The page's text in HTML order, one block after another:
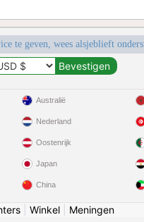
te geven, wees alsjeblieft
Australië
Nederland
Oostenrijk
Japan
China
| Winkel| Meningen